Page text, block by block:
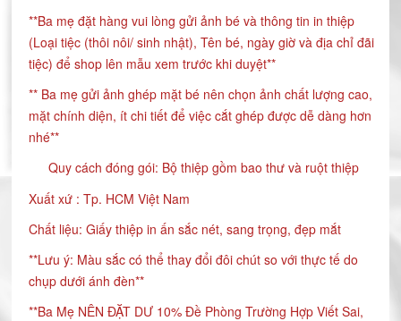
**Ba mẹ đặt hàng vui lòng gửi ảnh bé và thông tin in thiệp
(Loại tiệc (thôi nôi/ sinh nhật), Tên bé, ngày giờ và địa chỉ đãi
tiệc) để shop lên mẫu xem trước khi duyệt**
** Ba mẹ gửi ảnh ghép mặt bé nên chọn ảnh chất lượng cao,
mặt chính diện, ít chi tiết để việc cắt ghép được dễ dàng hơn
nhé**
Quy cách đóng gói: Bộ thiệp gồm bao thư và ruột thiệp
Xuất xứ : Tp. HCM Việt Nam
Chất liệu: Giấy thiệp in ấn sắc nét, sang trọng, đẹp mắt
**Lưu ý: Màu sắc có thể thay đổi đôi chút so với thực tế do
chụp dưới ánh đèn**
**Ba Mẹ NÊN ĐẶT DƯ 10% Đề Phòng Trường Hợp Viết Sai,